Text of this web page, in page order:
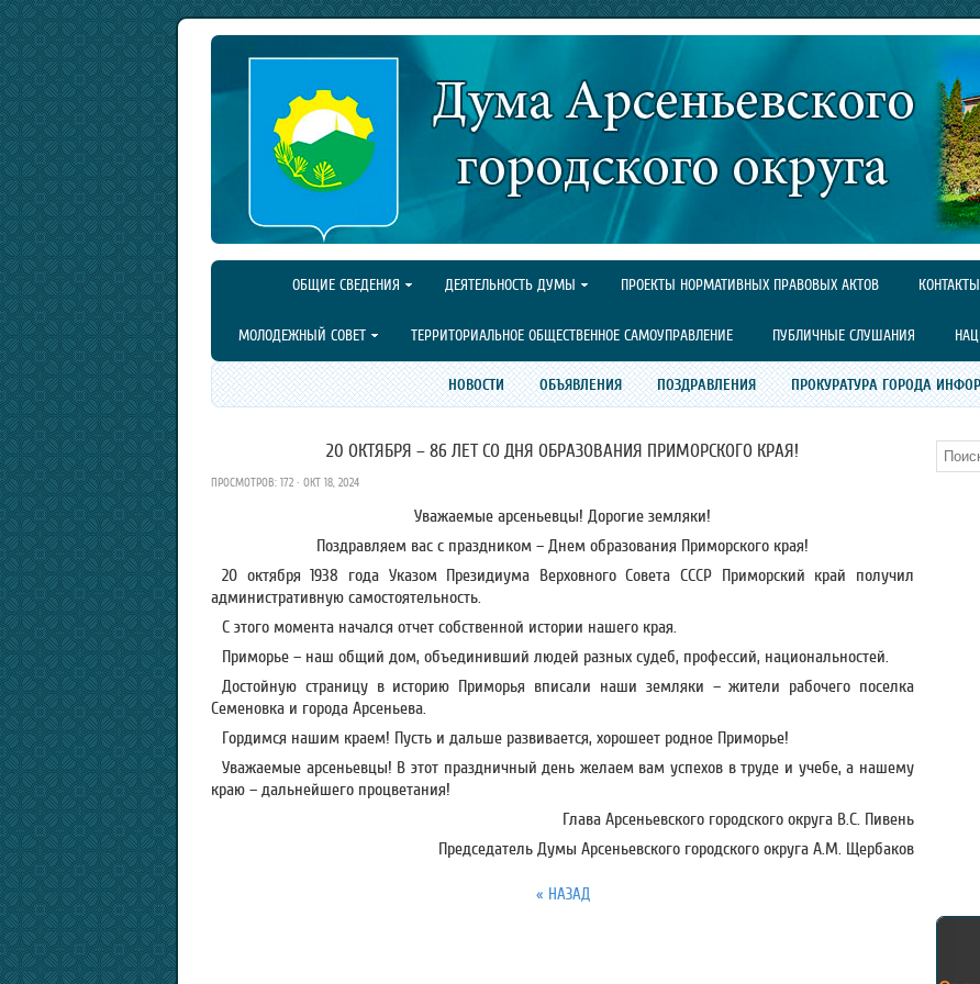
ОБЩИЕ СВЕДЕНИЯ ДЕЯТЕЛЬНОСТЬ ДУМЫ ПРОЕКТЫ НОРМАТИВНЫХ ПРАВОВЫХ АКТОВ КОНТАКТЫ
МОЛОДЕЖНЫЙ СОВЕТ ТЕРРИТОРИАЛЬНОЕ ОБЩЕСТВЕННОЕ САМОУПРАВЛЕНИЕ ПУБЛИЧНЫЕ СЛУШАНИЯ
НОВОСТИ ОБЪЯВЛЕНИЯ ПОЗДРАВЛЕНИЯ ПРОКУРАТУРА ГОРОДА
20 ОКТЯБРЯ – 86 ЛЕТ СО ДНЯ ОБРАЗОВАНИЯ ПРИМОРСКОГО КРАЯ!
ПРОСМОТРОВ: 172 · ОКТ 18, 2024
Уважаемые арсеньевцы! Дорогие земляки!
Поздравляем вас с праздником – Днем образования Приморского края!
20 октября 1938 года Указом Президиума Верховного Совета СССР Приморский край получил
административную самостоятельность.
С этого момента начался отчет собственной истории нашего края.
Приморье – наш общий дом, объединивший людей разных судеб, профессий, национальностей.
Достойную страницу в историю Приморья вписали наши земляки – жители рабочего поселка
Семеновка и города Арсеньева.
Гордимся нашим краем! Пусть и дальше развивается, хорошеет родное Приморье!
Уважаемые арсеньевцы! В этот праздничный день желаем вам успехов в труде и учебе, а нашему
краю – дальнейшего процветания!
Глава Арсеньевского городского округа В.С. Пивень
Председатель Думы Арсеньевского городского округа А.М. Щербаков
« НАЗАД
Поиск